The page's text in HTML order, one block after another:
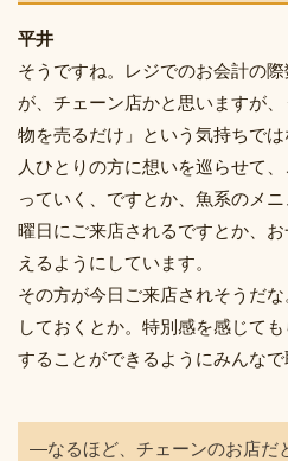
平井
そうですね。レジでのお会計の
が、チェーン店かと思いますが
物を売るだけ」という気持ちで
人ひとりの方に想いを巡らせて
っていく、ですとか、魚系のメ
曜日にご来店されるですとか、
えるようにしています。
その方が今日ご来店されそうだ
しておくとか。特別感を感じて
することができるようにみんなで
―なるほど、チェーンのお店だ